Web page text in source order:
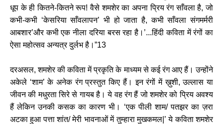
धूप के ही कितने-कितने रूप! वैसे शमशेर का अपना प्रिय रंग साँवला है, जो
कभी-कभी ‘केसरिया साँवलापन’ भी हो जाता है, कभी साँवला संगमर्मरी
आबशार’और कभी एक नीला दरिया बरस रहा है।’...हिंदी कविता में रंगों का
ऐसा महोत्सव अन्यत्र दुर्लभ है।”13
दरअसल, शमशेर की कविता में प्रकृति के माध्यम से कई रंग आए हैं। उन्होंने
अकेले ‘शाम’ के अनेक रंग प्रस्तुत किए हैं। इन रंगों में ख़ुशी, उल्लास या
जीवन की मधुरता सिरे से गायब है। ये वह रंग हैं जो शमशेर को प्रिय अवश्य
हैं लेकिन उनकी कसक का कारण भी। ‘एक पीली शाम/ पतझर का ज़रा
अटका हुआ पत्ता शांत/ मेरी भावनाओं में तुम्हारा मुखकमल|’ ये कविता शमशेर